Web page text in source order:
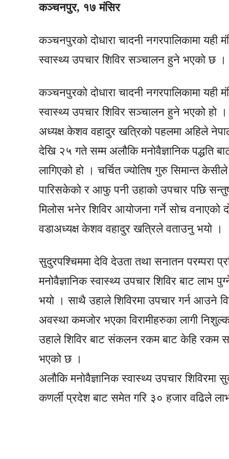
कञ्चनपुर, १७ मंसिर
कञ्चनपुरको दोधारा चादनी नगरपालिकामा
स्वास्थ्य उपचार शिविर सञ्चालन हुने भएको छ ।
कञ्चनपुरको दोधारा चादनी नगरपालिकामा
स्वास्थ्य उपचार शिविर सञ्चालन हुने भएको हो ।
अध्यक्ष केशव वहादुर खत्रिको पहलमा अहिले
देखि २५ गते सम्म अलौकि मनोवैज्ञानिक पद्धति
लागिएको हो । चर्चित ज्योतिष गुरु सिमान्त
पारिसकेको र आफु पनी उहाको उपचार पछि
मिलोस भनेर शिविर आयोजना गर्ने सोच वनाएको
वडाअध्यक्ष केशव वहादुर खत्रिले वताउनु भयो ।
सुदुरपश्चिममा देवि देउता तथा सनातन परम्परा
मनोवैज्ञानिक स्वास्थ्य उपचार शिविर बाट लाभ
भयो । साथै उहाले शिविरमा उपचार गर्न आउने
अवस्था कमजोर भएका विरामीहरुका लागी
उहाले शिविर बाट संकलन रकम बाट केहि रकम
भएको छ ।
अलौकि मनोवैज्ञानिक स्वास्थ्य उपचार शिविरमा
कणर्ली प्रदेश बाट समेत गरि ३० हजार वढिले